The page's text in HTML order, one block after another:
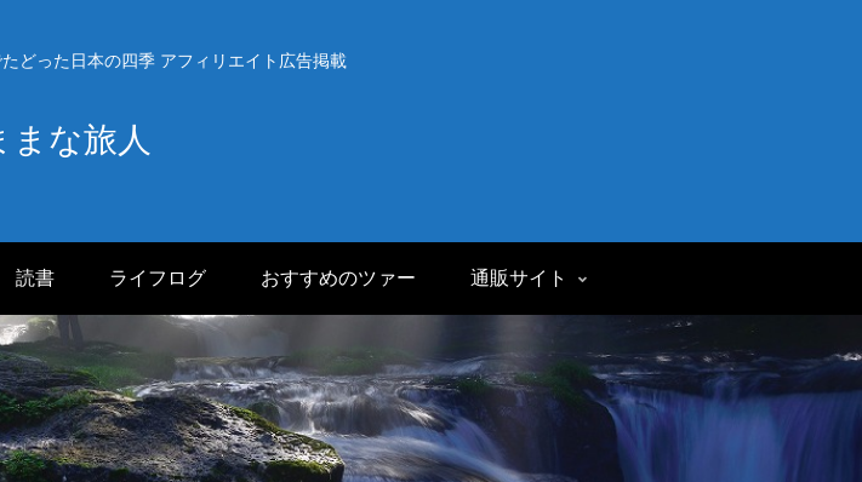
どった日本の四季 アフィリエイト広告掲載
まな旅人
読書 ライフログ おすすめのツァー 通販サイト